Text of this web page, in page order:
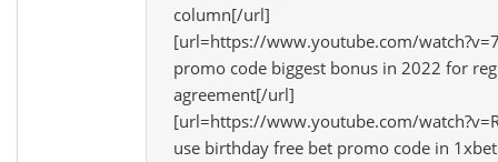
column[/url]
[url=https://www.youtube.com/
promo code biggest bonus in 2022 for
agreement[/url]
[url=https://www.youtube.com/
use birthday free bet promo code in